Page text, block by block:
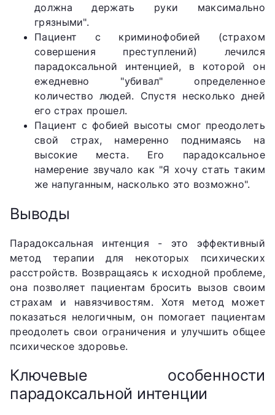
должна держать руки максимально
грязными".
Пациент с криминофобией (страхом
совершения преступлений) лечился
парадоксальной интенцией, в которой он
ежедневно "убивал" определенное
количество людей. Спустя несколько дней
его страх прошел.
Пациент с фобией высоты смог преодолеть
свой страх, намеренно поднимаясь на
высокие места. Его парадоксальное
намерение звучало как "Я хочу стать таким
же напуганным, насколько это возможно".
Выводы
Парадоксальная интенция - это эффективный
метод терапии для некоторых психических
расстройств. Возвращаясь к исходной проблеме,
она позволяет пациентам бросить вызов своим
страхам и навязчивостям. Хотя метод может
показаться нелогичным, он помогает пациентам
преодолеть свои ограничения и улучшить общее
психическое здоровье.
Ключевые особенности
парадоксальной интенции